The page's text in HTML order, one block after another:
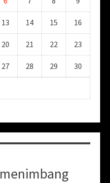
13 14 15 16
20 21 22 23
27 28 29 30